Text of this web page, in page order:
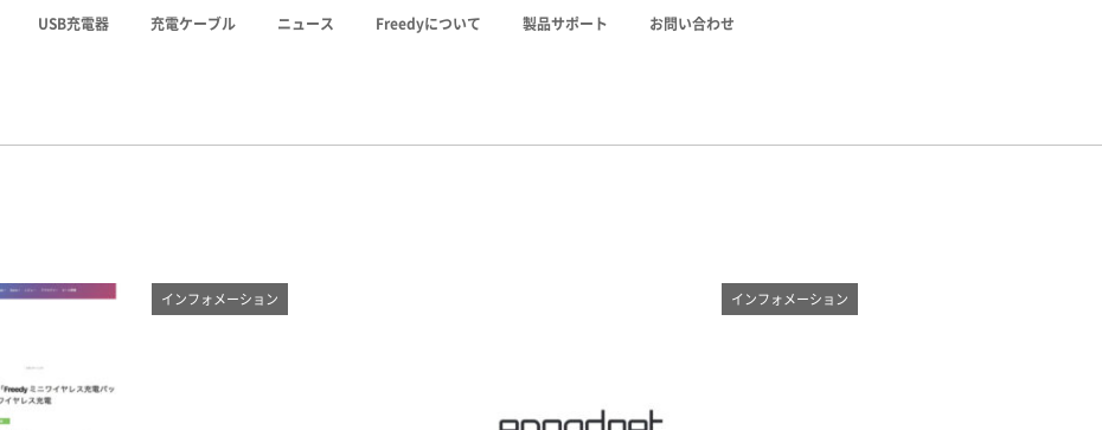
USB充電器 充電ケーブル ニュース Freedyについて 製品サポート お問い合わせ
インフォメーション インフォメーション